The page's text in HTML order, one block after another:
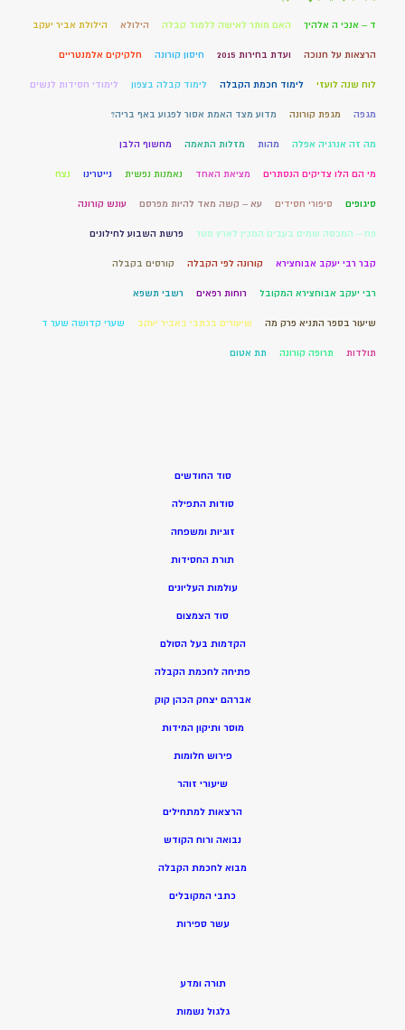
ד – אנכי ה אלהיך האם מותר לאישה ללמוד קבלה הילולא הילולת אביר יעקב
הרצאות על חנוכה ועדת בחירות 2015 חיסון קורונה חלקיקים אלמנטריים
לוח שנה לועזי לימוד חכמת הקבלה לימוד קבלה בצפון לימודי חסידות לנשים
מגפה מגפת קורונה מדוע מצד האמת אסור לפגוע באף בריה?
מה זה אנרגיה אפלה מהות מזלות התאמה מחשוף הלבן
מי הם הלו צדיקים הנסתרים מציאת האחד נאמנות נפשית נייטרינו נצח
סיגופים סיפורי חסידים עא – קשה מאד להיות מפרסם עונש קורונה
פח – המכסה שמים בעבים המכין לארץ מטר פרשת השבוע לחילונים
קבר רבי יעקב אבוחצירא קורונה לפי הקבלה קורסים בקבלה
רבי יעקב אבוחצירא המקובל רוחות רפאים רשבי תשפא
שיעור בספר התניא פרק מה שיעורים בכתבי באביר יעקב שערי קדושה שער ד
תולדות תרופה קורונה תת אטום
סוד החודשים
סודות התפילה
זוגיות ומשפחה
תורת החסידות
עולמות העליונים
סוד הצמצום
הקדמות בעל הסולם
פתיחה לחכמת הקבלה
אברהם יצחק הכהן קוק
מוסר ותיקון המידות
פירוש חלומות
שיעורי זוהר
הרצאות למתחילים
נבואה ורוח הקודש
מבוא לחכמת הקבלה
כתבי המקובלים
עשר ספירות
תורה ומדע
גלגול נשמות